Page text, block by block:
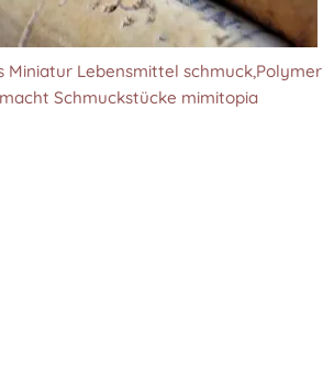
Miniatur Lebensmittel schmuck,Polymer
Schmuckstücke mimitopia
Miniatur Lebensmittel schmuck,Polymer
Schmuckstücke mimitopia